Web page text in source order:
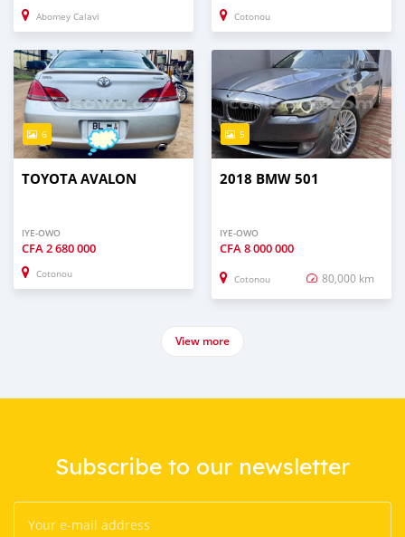
Abomey Calavi Cotonou
6
TOYOTA AVALON
IYE-OWO
CFA2 680 000
Cotonou
5
2018 BMW 501
IYE-OWO
CFA8 000 000
Cotonou 80,000 km
View more
Subscribe to our newsletter